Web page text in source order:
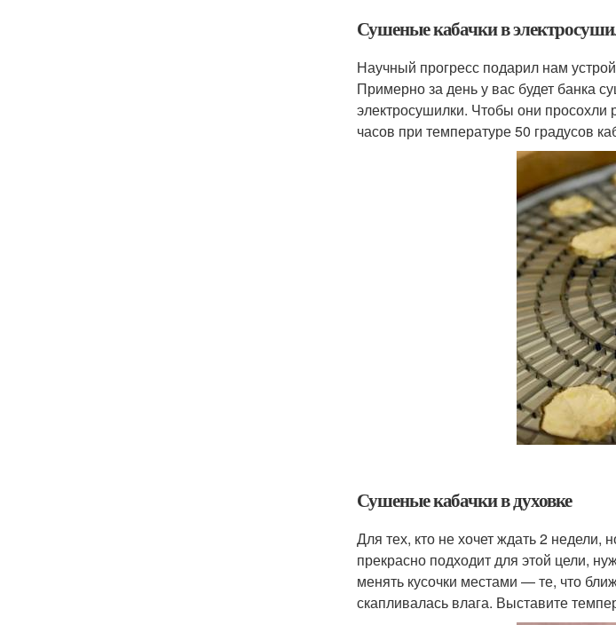
Сушеные кабачки в
Научный прогресс подарил нам
Примерно за день у вас будет банка
электросушилки. Чтобы они
часов при температуре 50 градусов
Сушеные кабачки в духовке
Для тех, кто не хочет ждать 2
прекрасно подходит для этой цели,
менять кусочки местами — те, что
скапливалась влага. Выставите